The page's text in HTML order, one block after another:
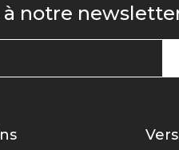
à notre